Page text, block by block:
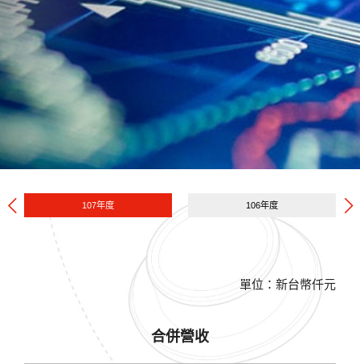
107年度 106年度
單位：新台幣仟元
合併營收